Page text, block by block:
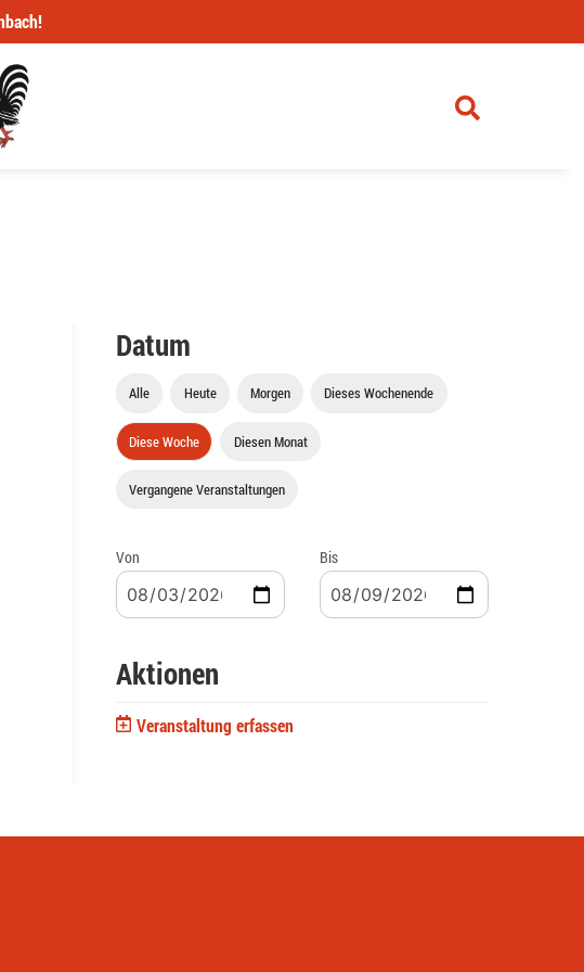
Datum
Alle Heute Morgen Dieses Wochenende
Diese Woche Diesen Monat
Vergangene Veranstaltungen
Von Bis
Aktionen
Veranstaltung erfassen